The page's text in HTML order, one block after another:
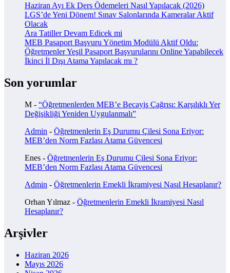
Haziran Ayı Ek Ders Ödemeleri Nasıl Yapılacak (2026)
LGS’de Yeni Dönem! Sınav Salonlarında Kameralar Aktif
Olacak
Ara Tatiller Devam Edicek mi
MEB Pasaport Başvuru Yönetim Modülü Aktif Oldu:
Öğretmenler Yeşil Pasaport Başvurularını Online Yapabilecek
İkinci İl Dışı Atama Yapılacak mı ?
Son yorumlar
M - “Öğretmenlerden MEB’e Becayiş Çağrısı: Karşılıklı Yer
Değişikliği Yeniden Uygulanmalı”
Admin - Öğretmenlerin Eş Durumu Çilesi Sona Eriyor:
MEB’den Norm Fazlası Atama Güvencesi
Enes - Öğretmenlerin Eş Durumu Çilesi Sona Eriyor:
MEB’den Norm Fazlası Atama Güvencesi
Admin - Öğretmenlerin Emekli İkramiyesi Nasıl Hesaplanır?
Orhan Yılmaz - Öğretmenlerin Emekli İkramiyesi Nasıl
Hesaplanır?
Arşivler
Haziran 2026
Mayıs 2026